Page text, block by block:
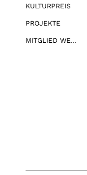
KULTURPREIS
PROJEKTE
MITGLIED WERDEN